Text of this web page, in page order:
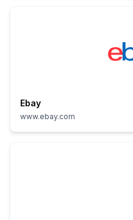
Ebay
www.ebay.com